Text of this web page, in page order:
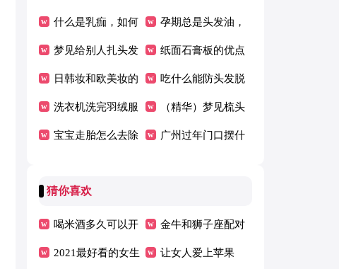
发 把大把掉头发
什么是乳痂，如何
去除乳痂，乳痂是
怎么形成的
孕期总是头发油，
该怎么办呢？
梦见给别人扎头发
（精选）
纸面石膏板的优点
日韩妆和欧美妆的
区别
吃什么能防头发脱
落 这些食物别错
过
洗衣机洗完羽绒服
一坨小妙招
（精华）梦见梳头
掉了很多头发
宝宝走胎怎么去除 广州过年门口摆什
猜你喜欢
喝米酒多久可以开
车
金牛和狮子座配对
指数是多少呢
2021最好看的女生 让女人爱上苹果